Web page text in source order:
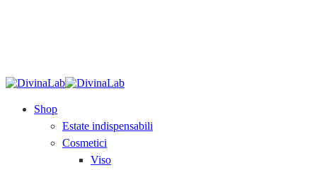
Shop
Estate indispensabili
Cosmetici
Viso